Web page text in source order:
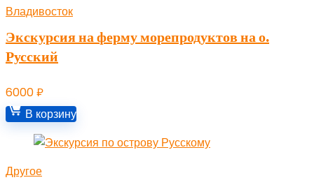
Владивосток
Экскурсия на ферму морепродуктов на о.
Русский
6000₽
В корзину
Другое